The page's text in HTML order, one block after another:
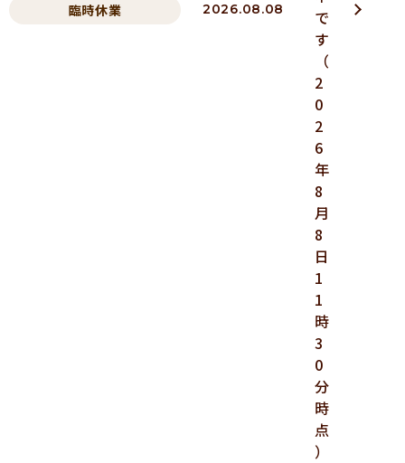
臨時休業 2026.08.08
で
す
（
2
0
2
6
年
8
月
8
日
1
1
時
3
0
分
時
点
）